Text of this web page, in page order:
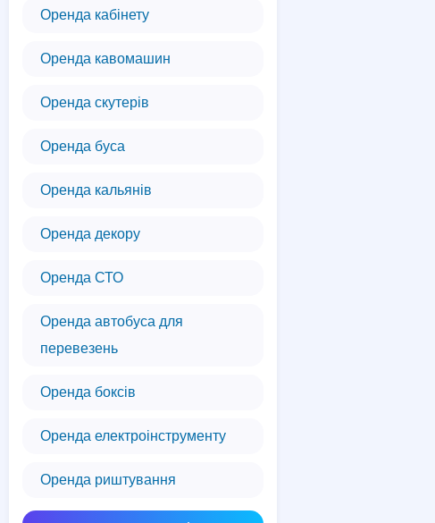
Оренда кабінету
Оренда кавомашин
Оренда скутерів
Оренда буса
Оренда кальянів
Оренда декору
Оренда СТО
Оренда автобуса для
перевезень
Оренда боксів
Оренда електроінструменту
Оренда риштування